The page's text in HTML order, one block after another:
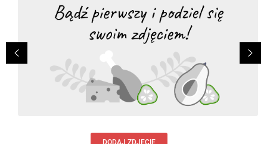
DODAJ ZDJĘCIE